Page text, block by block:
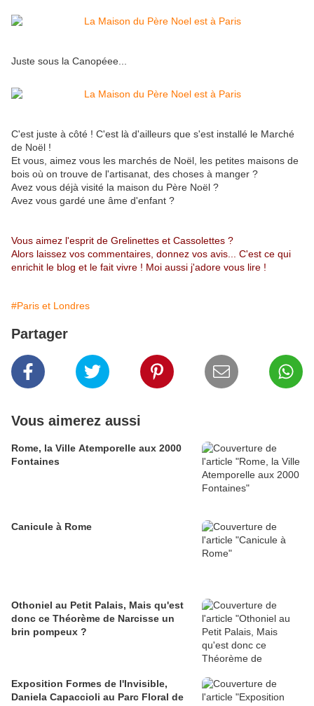
Juste sous la Canopéee...
C'est juste à côté ! C'est là d'ailleurs que s'est installé le Marché
de Noël !
Et vous, aimez vous les marchés de Noël, les petites maisons de
bois où on trouve de l'artisanat, des choses à manger ?
Avez vous déjà visité la maison du Père Noël ?
Avez vous gardé une âme d'enfant ?
Vous aimez l'esprit de Grelinettes et Cassolettes ?
Alors laissez vos commentaires, donnez vos avis... C'est ce qui
enrichit le blog et le fait vivre ! Moi aussi j'adore vous lire !
#Paris et Londres
Partager
Vous aimerez aussi
Rome, la Ville Atemporelle aux 2000
Fontaines
Canicule à Rome
Othoniel au Petit Palais, Mais qu'est
donc ce Théorème de Narcisse un
brin pompeux ?
Exposition Formes de l'Invisible,
Daniela Capaccioli au Parc Floral de